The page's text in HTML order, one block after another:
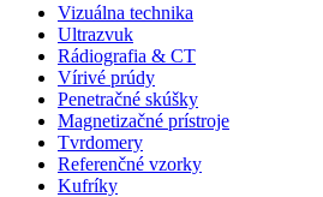
Vizuálna technika
Ultrazvuk
Rádiografia & CT
Vírivé prúdy
Penetračné skúšky
Magnetizačné prístroje
Tvrdomery
Referenčné vzorky
Kufríky